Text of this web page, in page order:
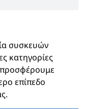
συσκευών
κατηγορίες
επίπεδο